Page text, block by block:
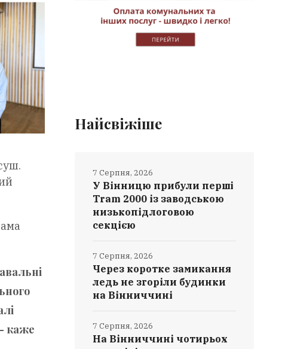
каже
Найсвіжіше
У Вінницю прибули перші
Tram 2000 із заводською
низькопідлоговою
секцією
7 Серпня, 2026
Через коротке замикання
ледь не згоріли будинки
на Вінниччині
7 Серпня, 2026
На Вінниччині чотирьох
7 Серпня, 2026